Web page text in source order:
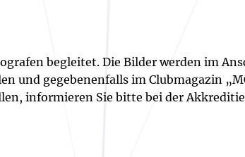
begleitet. Die Bilder werden im
und gegebenenfalls im Clubmagazin
informieren Sie bitte bei der